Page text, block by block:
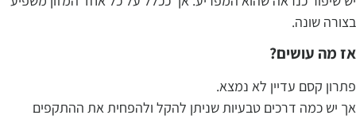
בצורה שונה.
אז מה עושים?
פתרון קסם עדיין לא נמצא.
אך יש כמה דרכים טבעיות שניתן להקל ולהפחית את ההתקפים